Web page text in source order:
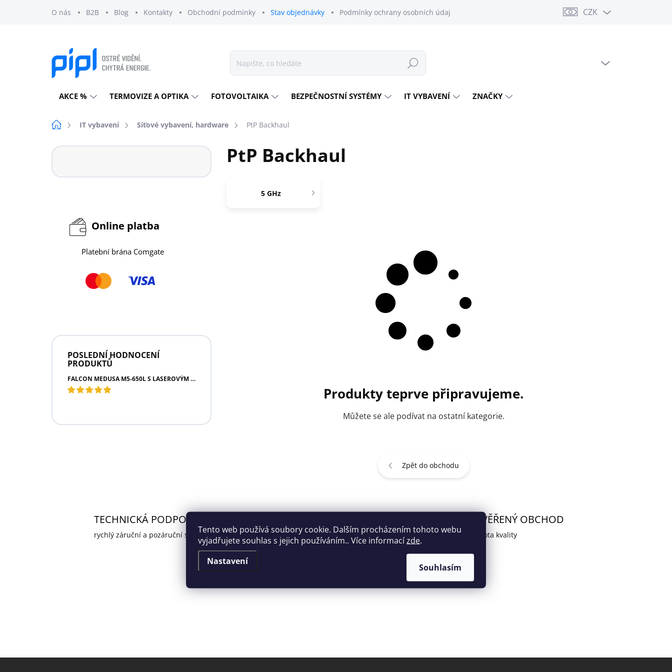
Tento web používá soubory cookie. Dalším procházením tohoto webu
vyjadřujete souhlas s jejich používáním.. Více informacízde.
Nastavení
Souhlasím
O nás B2B Blog Kontakty Obchodní podmínky Stav objednávky Podmínky ochrany osobních údajů CZK
Hledat
AKCE % TERMOVIZE A OPTIKA FOTOVOLTAIKA BEZPEČNOSTNÍ SYSTÉMY IT VYBAVENÍ ZNAČKY
DomůIT vybavení Síťové vybavení, hardware PtP Backhaul
P
s
Online platba
Platební brána Comgate
POSLEDNÍ HODNOCENÍ
PRODUKTŮ
FALCON MEDUSA M5-650L S LASEROVÝM DÁLKOMĚREM
PtP Backhaul
5 GHz
Produkty teprve připravujeme.
Můžete se ale podívat na ostatní kategorie.
Zpět do obchodu
TECHNICKÁ PODPORA
rychlý záruční a pozáruční servis nepoškozeného zboží
OVĚŘENÝ OBCHOD
jistota kvality